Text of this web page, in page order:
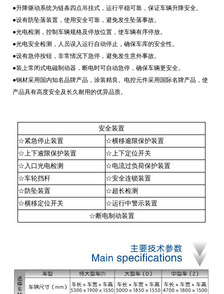
●升降驱动系统为链条四点吊挂式，运行平稳可靠，保证车辆升降安全。
●设有防坠落装置，使用安全可靠，避免发生坠落事故。
●光电检测，控制车辆规格及停放位置，使车辆有序停放。
●光电安全检测，人员误入运行自动停止，确保车库的安全性。
●设有急停按钮，非常情况下急停，避免发生意外事故。
●装上常闭式电磁制动器，断电时可自动急停，确保车辆更安全。
●钢材采用国内知名品牌产品，涂装精良。电控元件采用国际名牌产品，使
产品具有高度安全及长久耐用的优异品质。
安全装置
☆紧急停止装置
☆横移逾限保护装置
☆上下逾限保护装置
☆上下定位开关
☆入口光电检测
☆电流过负荷保护装置
☆车轮挡杆
☆安全连锁装置
☆防坠装置
☆超长检测
☆横移定位开关
☆运行中警示装置
☆断电制动装置